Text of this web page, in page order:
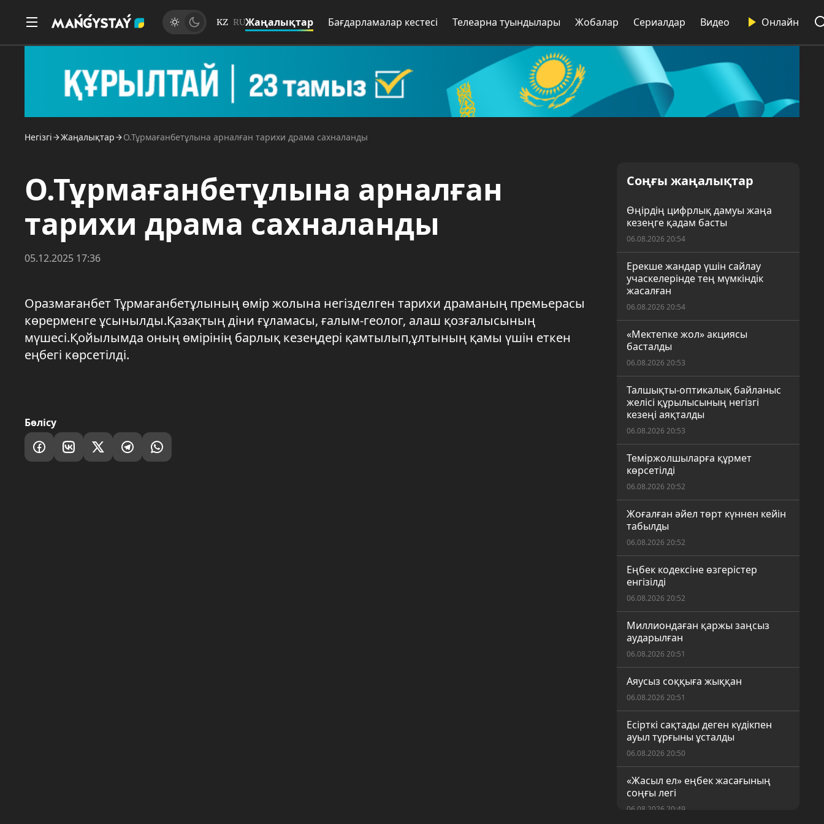
KZ RUЖаңалықтар Бағдарламалар кестесі Телеарна туындылары Жобалар Сериалдар Видео Онлайн
Негізгі Жаңалықтар О.Тұрмағанбетұлына арналған тарихи драма сахналанды
О.Тұрмағанбетұлына арналған
тарихи драма сахналанды
05.12.2025 17:36
Оразмағанбет Тұрмағанбетұлының өмір жолына негізделген тарихи драманың премьерасы
көрерменге ұсынылды.Қазақтың діни ғұламасы, ғалым-геолог, алаш қозғалысының
мүшесі.Қойылымда оның өмірінің барлық кезеңдері қамтылып,ұлтының қамы үшін еткен
еңбегі көрсетілді.
Бөлісу
Соңғы жаңалықтар
Өңірдің цифрлық дамуы жаңа
кезеңге қадам басты
06.08.2026 20:54
Ерекше жандар үшін сайлау
учаскелерінде тең мүмкіндік
жасалған
06.08.2026 20:54
«Мектепке жол» акциясы
басталды
06.08.2026 20:53
Талшықты-оптикалық байланыс
желісі құрылысының негізгі
кезеңі аяқталды
06.08.2026 20:53
Теміржолшыларға құрмет
көрсетілді
06.08.2026 20:52
Жоғалған әйел төрт күннен кейін
табылды
06.08.2026 20:52
Еңбек кодексіне өзгерістер
енгізілді
06.08.2026 20:52
Миллиондаған қаржы заңсыз
аударылған
06.08.2026 20:51
Аяусыз соққыға жыққан
06.08.2026 20:51
Есірткі сақтады деген күдікпен
ауыл тұрғыны ұсталды
06.08.2026 20:50
«Жасыл ел» еңбек жасағының
соңғы легі
06.08.2026 20:49